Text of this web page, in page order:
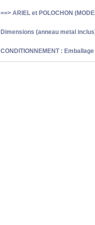
==> ARIEL et POLOCHON
Dimensions (anneau metal
CONDITIONNEMENT :